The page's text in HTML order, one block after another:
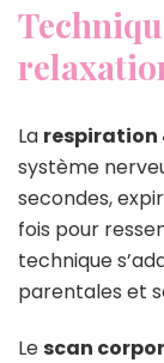
La respiration
système
secondes,
fois pour
technique
parentales et
Lescan